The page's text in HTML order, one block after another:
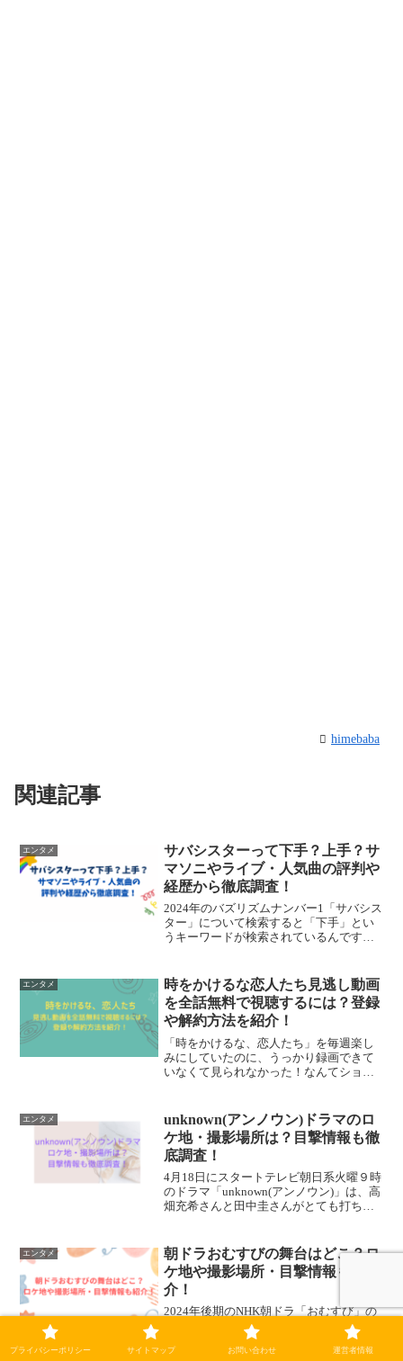
himebaba
関連記事
エンタメ
サバシスターって下手？上手？サ
マソニやライブ・人気曲の評判や
経歴から徹底調査！
2024年のバズリズムナンバー1「サバシス
ター」について検索すると「下手」とい
うキーワードが検索されているんです。
し、スピッツの草野さんのイベントにも
呼ばれるほどの実力...
エンタメ
時をかけるな恋人たち見逃し動画
を全話無料で視聴するには？登録
や解約方法を紹介！
「時をかけるな、恋人たち」を毎週楽し
みにしていたのに、うっかり録画できて
いなくて見られなかった！なんてショッ
逃し配信サービスです。その中でも「時
をかけるな恋人たち」の見...
エンタメ
unknown(アンノウン)ドラマのロ
ケ地・撮影場所は？目撃情報も徹
底調査！
4月18日にスタートテレビ朝日系火曜９時
のドラマ「unknown(アンノウン)」は、高
畑充希さんと田中圭さんがとても打ち明
のエース記者で生活は昼夜逆転が基本の
高畑充希さ...
エンタメ
朝ドラおむすびの舞台はどこ？ロ
ケ地や撮影場所・目撃情報も紹
介！
2024年後期のNHK朝ドラ「おむすび」の
撮影が開始されています。NHKの朝ドラ
では日本各地でロケが行われることも多
く、自分の地元が舞台になる作品を待っ
プライバシーポリシー サイトマップ お問い合わせ 運営者情報